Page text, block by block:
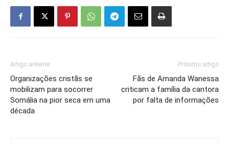
Artigo anterior
Organizações cristãs se
mobilizam para socorrer
Somália na pior seca em uma
década
Próximo artigo
Fãs de Amanda Wanessa
criticam a família da cantora
por falta de informações